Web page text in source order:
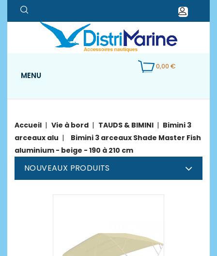
0,00 €
MENU
Accueil Vie à bord TAUDS & BIMINI
Bimini 3
arceaux alu
Bimini 3 arceaux Shade Master Fish
aluminium - beige - 190 à 210 cm
NOUVEAUX PRODUITS